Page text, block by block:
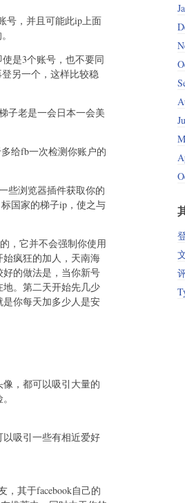
号，并且可能此ip上面
是3个账号，也不要同
另一个，这样比较稳
子老是一会日本一会美
给fb一次检测你账户的
些浏览器插件获取你的
国家的梯子ip，使之与
，它并不会强制你使用
疯狂的加人，天南海
的做法是，当你新号
。第二天开始先几少
你每天加多少人是安
，都可以吸引大量的
吸引一些有相近爱好
其于facebook自己的